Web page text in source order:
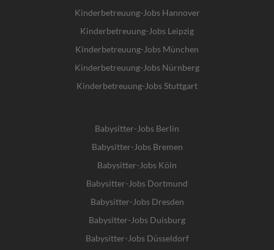
Kinderbetreuung-Jobs Hannover
Kinderbetreuung-Jobs Leipzig
Kinderbetreuung-Jobs München
Kinderbetreuung-Jobs Nürnberg
Kinderbetreuung-Jobs Stuttgart
Babysitter-Jobs Berlin
Babysitter-Jobs Bremen
Babysitter-Jobs Köln
Babysitter-Jobs Dortmund
Babysitter-Jobs Dresden
Babysitter-Jobs Duisburg
Babysitter-Jobs Düsseldorf